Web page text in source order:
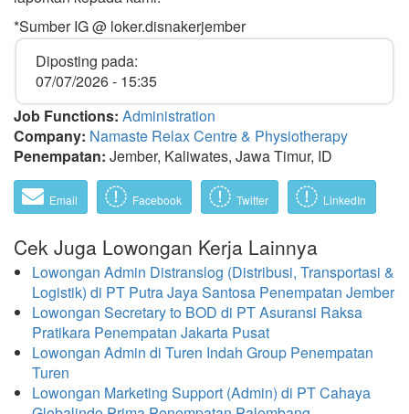
*Sumber IG @ loker.disnakerjember
Diposting pada:
07/07/2026 - 15:35
Job Functions: Administration
Company: Namaste Relax Centre & Physiotherapy
Penempatan: Jember, Kaliwates, Jawa Timur, ID
Email Facebook Twitter LinkedIn
Cek Juga Lowongan Kerja Lainnya
Lowongan Admin Distranslog (Distribusi, Transportasi &
Logistik) di PT Putra Jaya Santosa Penempatan Jember
Lowongan Secretary to BOD di PT Asuransi Raksa
Pratikara Penempatan Jakarta Pusat
Lowongan Admin di Turen Indah Group Penempatan
Turen
Lowongan Marketing Support (Admin) di PT Cahaya